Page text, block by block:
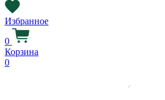
Избранное
0
Корзина
0